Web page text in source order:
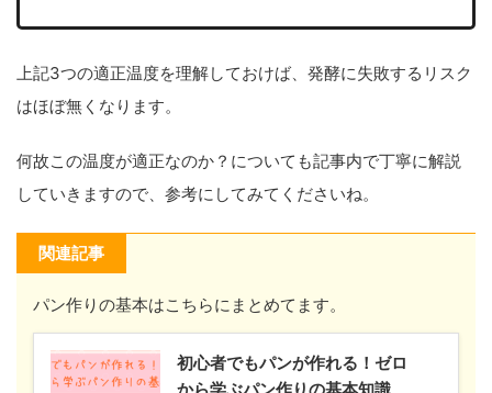
上記3つの適正温度を理解しておけば、発酵に失敗するリスク
はほぼ無くなります。
何故この温度が適正なのか？についても記事内で丁寧に解説
していきますので、参考にしてみてくださいね。
関連記事
パン作りの基本はこちらにまとめてます。
初心者でもパンが作れる！ゼロ